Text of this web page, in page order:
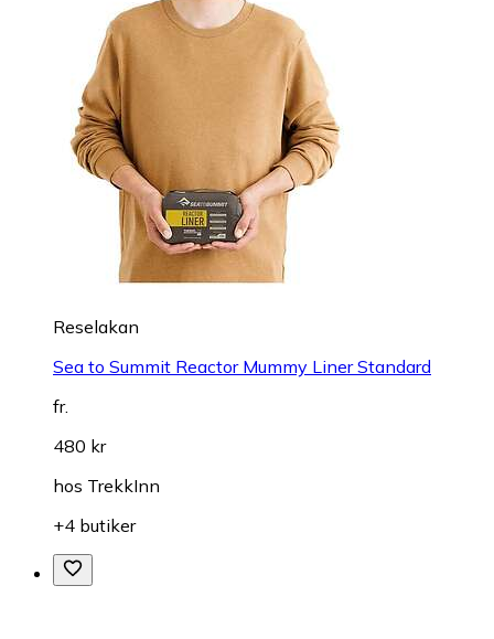
Reselakan
Sea to Summit Reactor Mummy Liner Standard
fr.
480 kr
hos TrekkInn
+4 butiker